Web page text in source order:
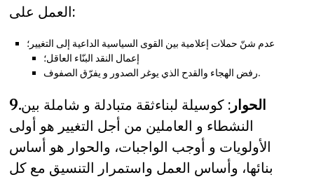
العمل على:
عدم شنّ حملات إعلامية بين القوى السياسية الداعية إلى التغيير؛
إعمال النقد البنّاء العاقل؛
رفض الهجاء والقدح الذي يوغر الصدور و يفرّق الصفوف.
9. الحوار : كوسيلة لبناءثقة متبادلة و شاملة بين
النشطاء و العاملين من أجل التغيير هو أولى
الأولويات و أوجب الواجبات، والحوار هو أساس
بنائها، وأساس العمل واستمرار التنسيق مع كل